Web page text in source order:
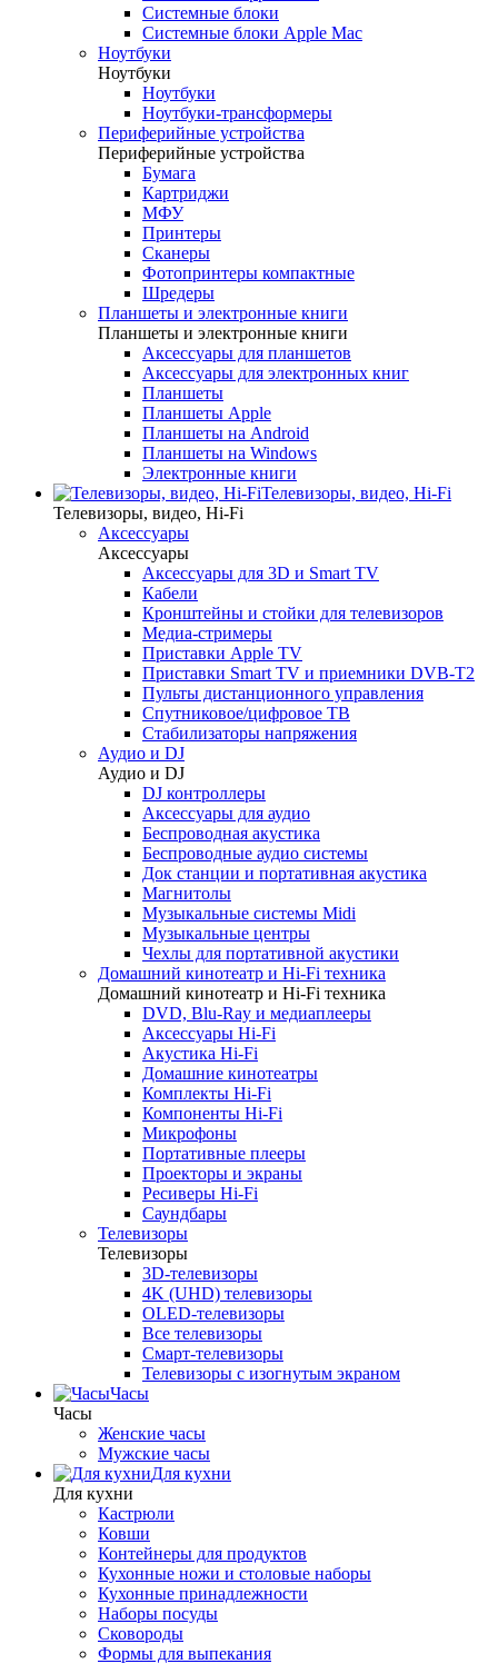
Системные блоки
Системные блоки Apple Mac
Ноутбуки
Ноутбуки
Ноутбуки
Ноутбуки-трансформеры
Периферийные устройства
Периферийные устройства
Бумага
Картриджи
МФУ
Принтеры
Сканеры
Фотопринтеры компактные
Шредеры
Планшеты и электронные книги
Планшеты и электронные книги
Аксессуары для планшетов
Аксессуары для электронных книг
Планшеты
Планшеты Apple
Планшеты на Android
Планшеты на Windows
Электронные книги
Телевизоры, видео, Hi-Fi
Телевизоры, видео, Hi-Fi
Аксессуары
Аксессуары
Аксессуары для 3D и Smart TV
Кабели
Кронштейны и стойки для телевизоров
Медиа-стримеры
Приставки Apple TV
Приставки Smart TV и приемники DVB-T2
Пульты дистанционного управления
Спутниковое/цифровое ТВ
Стабилизаторы напряжения
Аудио и DJ
Аудио и DJ
DJ контроллеры
Аксессуары для аудио
Беспроводная акустика
Беспроводные аудио системы
Док станции и портативная акустика
Магнитолы
Музыкальные системы Midi
Музыкальные центры
Чехлы для портативной акустики
Домашний кинотеатр и Hi-Fi техника
Домашний кинотеатр и Hi-Fi техника
DVD, Blu-Ray и медиаплееры
Аксессуары Hi-Fi
Акустика Hi-Fi
Домашние кинотеатры
Комплекты Hi-Fi
Компоненты Hi-Fi
Микрофоны
Портативные плееры
Проекторы и экраны
Ресиверы Hi-Fi
Саундбары
Телевизоры
Телевизоры
3D-телевизоры
4K (UHD) телевизоры
OLED-телевизоры
Все телевизоры
Смарт-телевизоры
Телевизоры с изогнутым экраном
Часы
Часы
Женские часы
Мужские часы
Для кухни
Для кухни
Кастрюли
Ковши
Контейнеры для продуктов
Кухонные ножи и столовые наборы
Кухонные принадлежности
Наборы посуды
Сковороды
Формы для выпекания